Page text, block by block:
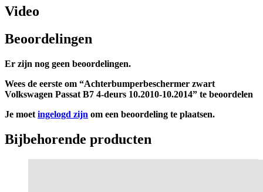
Video
Beoordelingen
Er zijn nog geen beoordelingen.
Wees de eerste om “Achterbumperbeschermer zwart
Volkswagen Passat B7 4-deurs 10.2010-10.2014” te beoordelen
Je moet ingelogd zijn om een beoordeling te plaatsen.
Bijbehorende producten